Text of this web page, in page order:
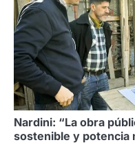
Nardini: “La obra
sostenible y potencia